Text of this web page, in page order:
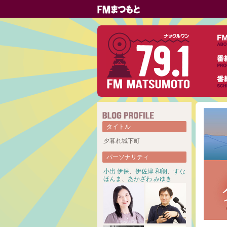
タイトル
夕暮れ城下町
パーソナリティ
小出 伊保、 伊佐津 和朗、 すな
ほんま 、 あかざわ みゆき